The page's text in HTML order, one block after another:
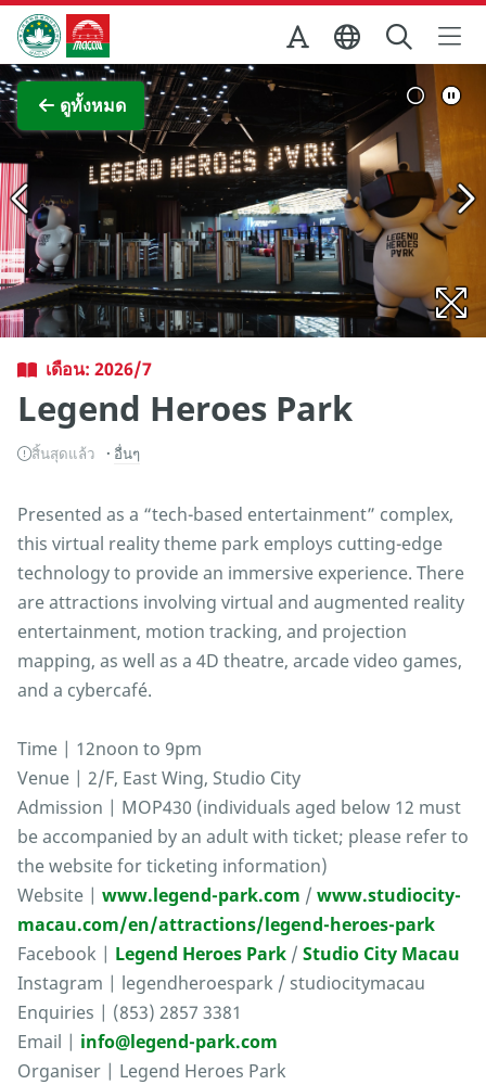
Skip to Main Content
สำนักงานการท่องเที่ยวของรัฐบาลมาเก๊า
ดูทั้งหมด
ภาพขยาย
เดือน: 2026/7
Legend Heroes Park
สิ้นสุดแล้ว อื่นๆ
Presented as a “tech-based entertainment” complex,
this virtual reality theme park employs cutting-edge
technology to provide an immersive experience. There
are attractions involving virtual and augmented reality
entertainment, motion tracking, and projection
mapping, as well as a 4D theatre, arcade video games,
and a cybercafé.
Time | 12noon to 9pm
Venue | 2/F, East Wing, Studio City
Admission | MOP430 (individuals aged below 12 must
be accompanied by an adult with ticket; please refer to
the website for ticketing information)
Website | www.legend-park.com / www.studiocity-
macau.com/en/attractions/legend-heroes-park
Facebook | Legend Heroes Park / Studio City Macau
Instagram | legendheroespark / studiocitymacau
Enquiries | (853) 2857 3381
Email | info@legend-park.com
Organiser | Legend Heroes Park